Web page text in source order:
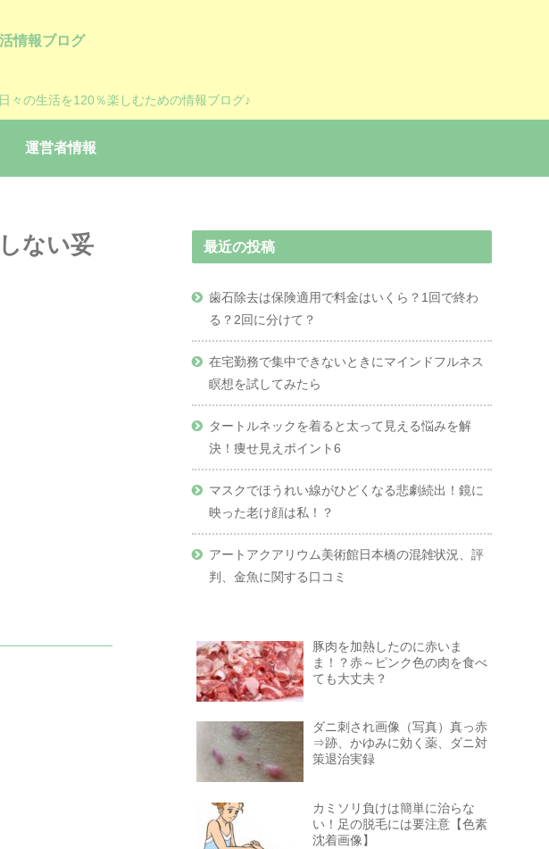
情報ブログ
々の生活を120％楽しむための情報ブログ♪
運営者情報
ない妥
最近の投稿
歯石除去は保険適用で料金はいくら？1回で終わ
る？2回に分けて？
在宅勤務で集中できないときにマインドフルネス
瞑想を試してみたら
タートルネックを着ると太って見える悩みを解
決！痩せ見えポイント6
マスクでほうれい線がひどくなる悲劇続出！鏡に
映った老け顔は私！？
アートアクアリウム美術館日本橋の混雑状況、評
判、金魚に関する口コミ
豚肉を加熱したのに赤いま
ま！？赤～ピンク色の肉を食べ
ても大丈夫？
ダニ刺され画像（写真）真っ赤
⇒跡、かゆみに効く薬、ダニ対
策退治実録
カミソリ負けは簡単に治らな
い！足の脱毛には要注意【色素
沈着画像】